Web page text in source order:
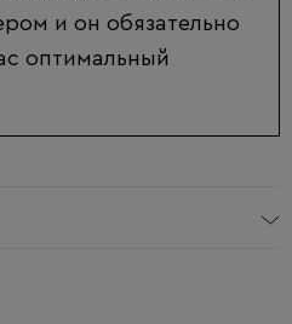
и он обязательно
оптимальный